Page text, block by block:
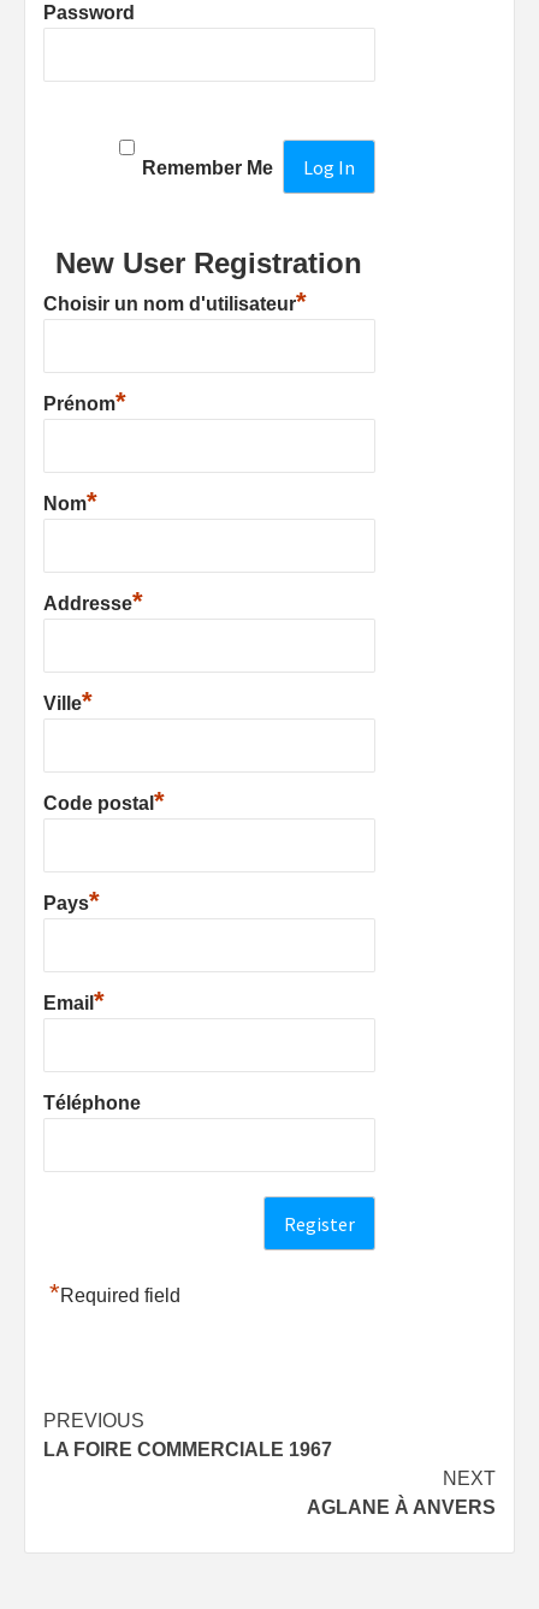
Password
Remember Me
New User Registration
Choisir un nom d'utilisateur*
Prénom*
Nom*
Addresse*
Ville*
Code postal *
Pays*
Email *
Téléphone
*Required field
Post
navigation
PREVIOUS
LA FOIRE COMMERCIALE 1967
NEXT
AGLANE À ANVERS